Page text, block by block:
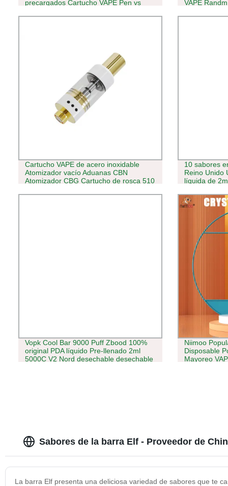
precargados Cartucho VAPE Pen vs
VAPE
Cartucho VAPE de acero inoxidable
Atomizador vacío Aduanas CBN
Atomizador CBG Cartucho de rosca 510
10 sabores
Reino Unido
líquida de
respetuoso
cono de
Vopk Cool Bar 9000 Puff Zbood 100%
original PDA líquido Pre-llenado 2ml
5000C V2 Nord desechable desechable
Niimoo
Disposable
Mayoreo
Sabores de la barra Elf - Proveedor de
La barra Elf presenta una deliciosa variedad de sabores que te